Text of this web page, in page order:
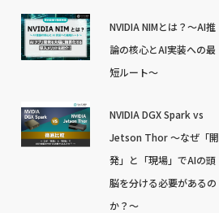
NVIDIA NIMとは？～AI推
論の核心とAI実装への最
短ルート～
NVIDIA DGX Spark vs
Jetson Thor ～なぜ「開
発」と「現場」でAIの頭
脳を分ける必要があるの
か？～